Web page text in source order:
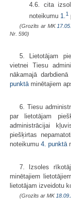
4.6. cita
noteikumu 1. 1
(Grozīts ar MK
Nr. 590)
5. Lietotājam
vietnei Tiesu
nākamajā
punktā minētajiem
6. Tiesu
par lietotājam
administrācijai
piešķirtas
noteikumu 4. punktā
7. Izsoles
minētajiem
lietotājam izveidotu
(Grozīts ar MK